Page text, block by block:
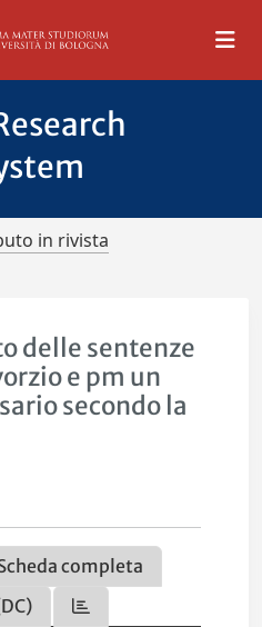
in rivista
delle sentenze
e pm un
secondo la
completa